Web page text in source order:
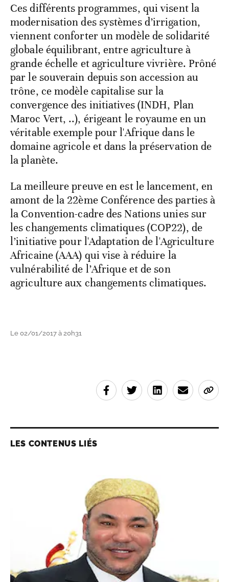
Ces différents programmes, qui visent la
modernisation des systèmes d’irrigation,
viennent conforter un modèle de solidarité
globale équilibrant, entre agriculture à
grande échelle et agriculture vivrière. Prôné
par le souverain depuis son accession au
trône, ce modèle capitalise sur la
convergence des initiatives (INDH, Plan
Maroc Vert, ..), érigeant le royaume en un
véritable exemple pour l'Afrique dans le
domaine agricole et dans la préservation de
la planète.
La meilleure preuve en est le lancement, en
amont de la 22ème Conférence des parties à
la Convention-cadre des Nations unies sur
les changements climatiques (COP22), de
l’initiative pour l'Adaptation de l'Agriculture
Africaine (AAA) qui vise à réduire la
vulnérabilité de l’Afrique et de son
agriculture aux changements climatiques.
Le 02/01/2017 à 20h31
LES CONTENUS LIÉS